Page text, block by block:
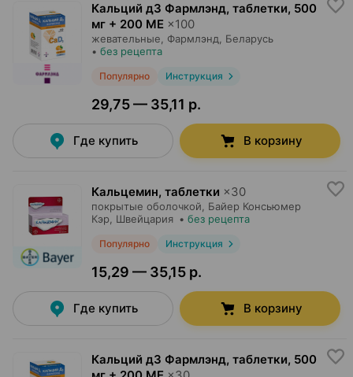
Кальций д3 Фармлэнд, таблетки, 500
мг + 200 МЕ ×100
жевательные, Фармлэнд , Беларусь
• без рецепта
Популярно Инструкция
29,75 — 35,11 р.
Где купить В корзину
Кальцемин, таблетки ×30
покрытые оболочкой,
Байер Консьюмер
Кэр , Швейцария • без рецепта
Популярно Инструкция
15,29 — 35,15 р.
Где купить В корзину
Кальций д3 Фармлэнд, таблетки, 500